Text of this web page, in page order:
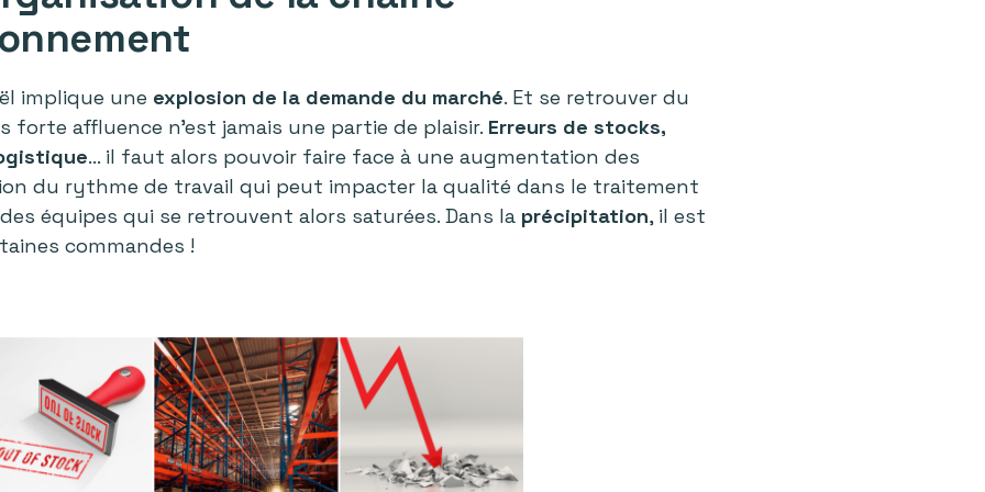
implique une explosion de la demande du marché. Et se retrouver du
forte affluence n'est jamais une partie de plaisir. Erreurs de stocks,
… il faut alors pouvoir faire face à une augmentation des
du rythme de travail qui peut impacter la qualité dans le traitement
équipes qui se retrouvent alors saturées. Dans la précipitation, il est
commandes !